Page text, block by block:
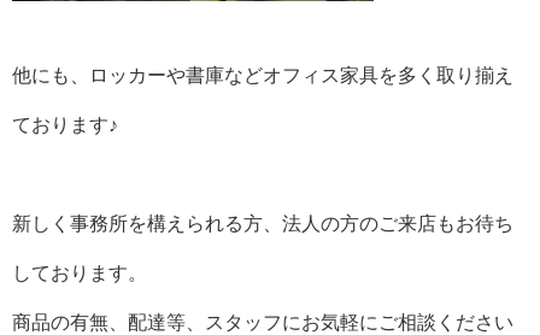
他にも、ロッカーや書庫などオフィス家具を多く取り揃え
ております♪
新しく事務所を構えられる方、法人の方のご来店もお待ち
しております。
商品の有無、配達等、スタッフにお気軽にご相談ください